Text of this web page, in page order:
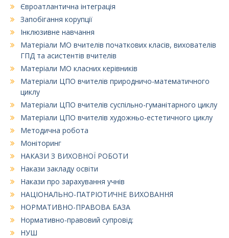
Євроатлантична інтеграція
Запобігання корупції
Інклюзивне навчання
Матеріали МО вчителів початкових класів, вихователів
ГПД та асистентів вчителів
Матеріали МО класних керівників
Матеріали ЦПО вчителів природничо-математичного
циклу
Матеріали ЦПО вчителів суспільно-гуманітарного циклу
Матеріали ЦПО вчителів художньо-естетичного циклу
Методична робота
Моніторинг
НАКАЗИ З ВИХОВНОЇ РОБОТИ
Накази закладу освіти
Накази про зарахування учнів
НАЦІОНАЛЬНО-ПАТРІОТИЧНЕ ВИХОВАННЯ
НОРМАТИВНО-ПРАВОВА БАЗА
Нормативно-правовий супровід:
НУШ